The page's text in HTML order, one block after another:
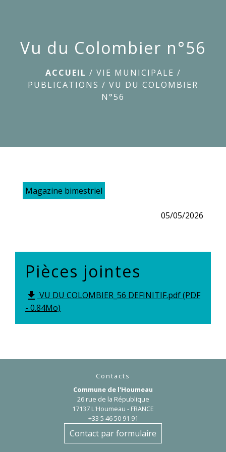
Vu du Colombier n°56
ACCUEIL / VIE MUNICIPALE /
PUBLICATIONS / VU DU COLOMBIER
N°56
Magazine bimestriel
05/05/2026
Pièces jointes
file_download VU DU COLOMBIER_56 DEFINITIF.pdf (PDF
- 0.84Mo)
Contacts
Commune de l'Houmeau
26 rue de la République
17137 L'Houmeau - FRANCE
+33 5 46 50 91 91
Contact par formulaire